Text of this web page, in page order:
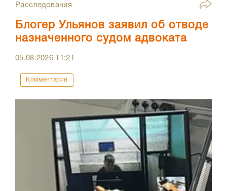
Расследования
Блогер Ульянов заявил об отводе
назначенного судом адвоката
05.08.2026 11:21
Комментарии